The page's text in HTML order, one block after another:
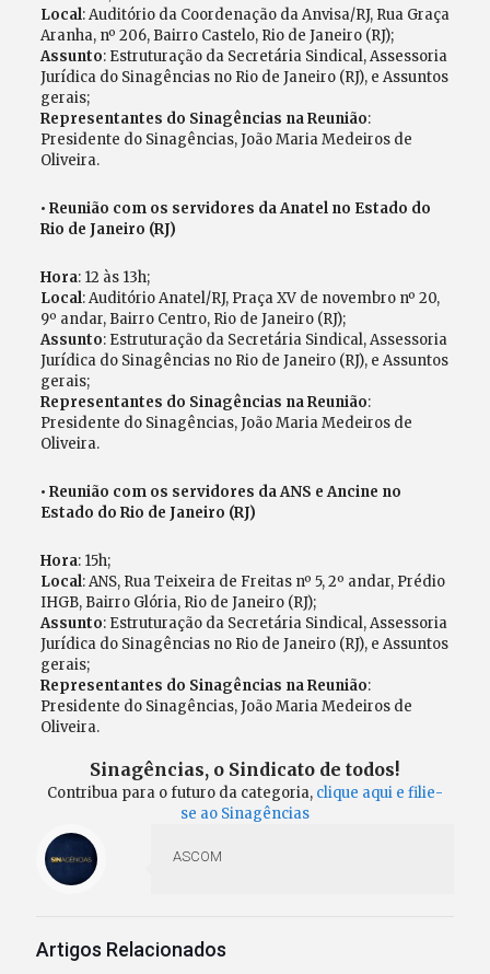
Local: Auditório da Coordenação da Anvisa/RJ, Rua Graça
Aranha, nº 206, Bairro Castelo, Rio de Janeiro (RJ);
Assunto: Estruturação da Secretária Sindical, Assessoria
Jurídica do Sinagências no Rio de Janeiro (RJ), e Assuntos
gerais;
Representantes do Sinagências na Reunião:
Presidente do Sinagências, João Maria Medeiros de
Oliveira.
• Reunião com os servidores da Anatel no Estado do
Rio de Janeiro (RJ)
Hora: 12 às 13h;
Local: Auditório Anatel/RJ, Praça XV de novembro nº 20,
9º andar, Bairro Centro, Rio de Janeiro (RJ);
Assunto: Estruturação da Secretária Sindical, Assessoria
Jurídica do Sinagências no Rio de Janeiro (RJ), e Assuntos
gerais;
Representantes do Sinagências na Reunião:
Presidente do Sinagências, João Maria Medeiros de
Oliveira.
• Reunião com os servidores da ANS e Ancine no
Estado do Rio de Janeiro (RJ)
Hora: 15h;
Local: ANS, Rua Teixeira de Freitas nº 5, 2º andar, Prédio
IHGB, Bairro Glória, Rio de Janeiro (RJ);
Assunto: Estruturação da Secretária Sindical, Assessoria
Jurídica do Sinagências no Rio de Janeiro (RJ), e Assuntos
gerais;
Representantes do Sinagências na Reunião:
Presidente do Sinagências, João Maria Medeiros de
Oliveira.
Sinagências, o Sindicato de todos!
Contribua para o futuro da categoria, clique aqui e filie-
se ao Sinagências
ASCOM
Artigos Relacionados